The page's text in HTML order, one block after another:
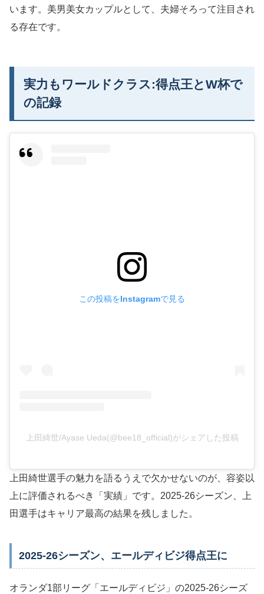
います。美男美女カップルとして、夫婦そろって注目され
る存在です。
実力もワールドクラス:得点王とW杯で
の記録
この投稿をInstagramで見る
上田綺世/Ayase Ueda(@bee18_official)がシェアした投稿
上田綺世選手の魅力を語るうえで欠かせないのが、容姿以
上に評価されるべき「実績」です。2025-26シーズン、上
田選手はキャリア最高の結果を残しました。
2025-26シーズン、エールディビジ得点王に
オランダ1部リーグ「エールディビジ」の2025-26シーズ